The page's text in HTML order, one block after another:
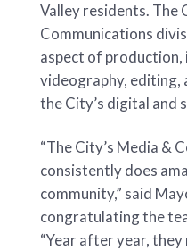
Valley residents. The
Communications
aspect of
videography, editing,
the City’s digital and
“The City’s Media &
consistently does
community,” said
congratulating the
“Year after year,